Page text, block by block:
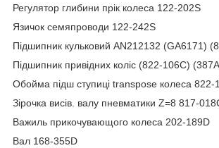
Регулятор глибини прік колеса 122-202S
Язичок семяпроводи 122-242S
Підшипник кульковий AN212132 (GA6171)
Підшипник привідних коліс (822-106C)
Обойма підш ступиці transpose колеса 822-
Зірочка висів. валу пневматики Z=8 817-
Важиль прикочувающого колеса 202-189D
Вал 168-355D